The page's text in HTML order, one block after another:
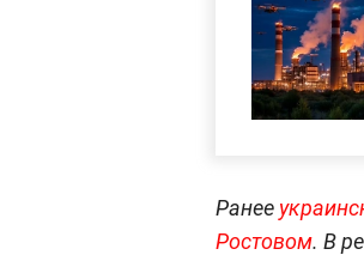
Ранее
Ростовом. В